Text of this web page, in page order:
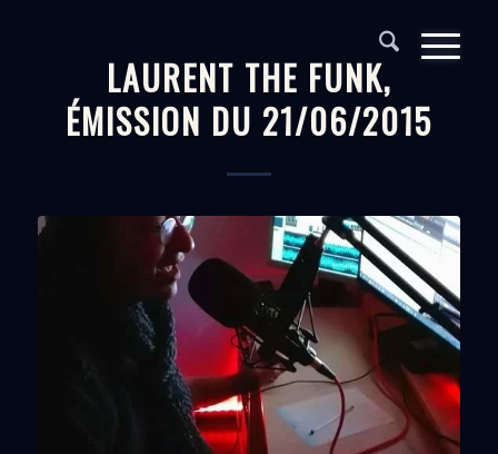
LAURENT THE FUNK,
ÉMISSION DU 21/06/2015